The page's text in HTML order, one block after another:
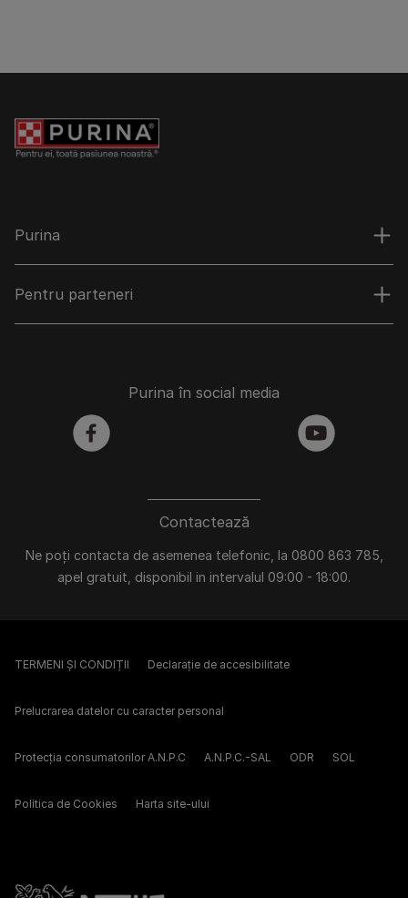
Purina
Pentru parteneri
Contactează
Ne poți contacta de asemenea telefonic, la 0800 863 785,
apel gratuit, disponibil in intervalul 09:00 - 18:00.
Purina în social media
facebook youtube
TERMENI ȘI CONDIȚII Declarație de accesibilitate
Prelucrarea datelor cu caracter personal
Protecția consumatorilor A.N.P.C A.N.P.C.-SAL ODR SOL
Politica de Cookies Harta site-ului